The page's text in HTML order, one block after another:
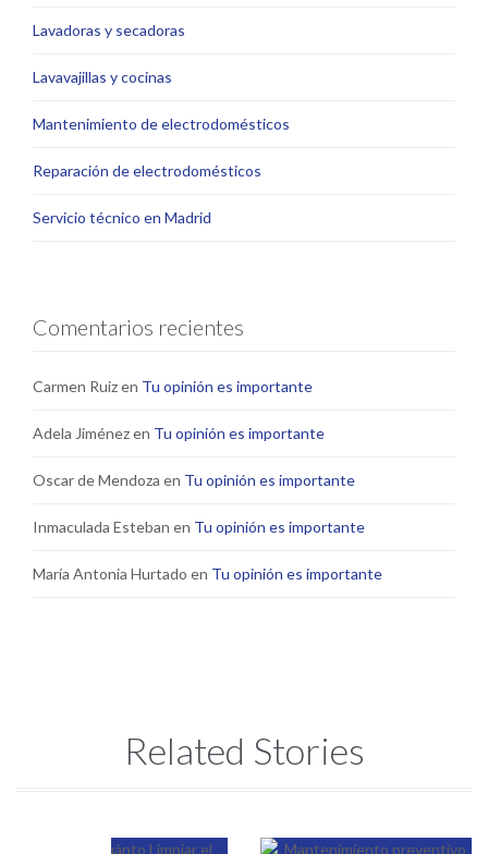
Lavadoras y secadoras
Lavavajillas y cocinas
Mantenimiento de electrodomésticos
Reparación de electrodomésticos
Servicio técnico en Madrid
Comentarios recientes
Carmen Ruizen Tu opinión es importante
Adela Jiménezen Tu opinión es importante
Oscar de Mendoza en Tu opinión es importante
Inmaculada Esteban en Tu opinión es importante
María Antonia Hurtado en Tu opinión es importante
Related Stories